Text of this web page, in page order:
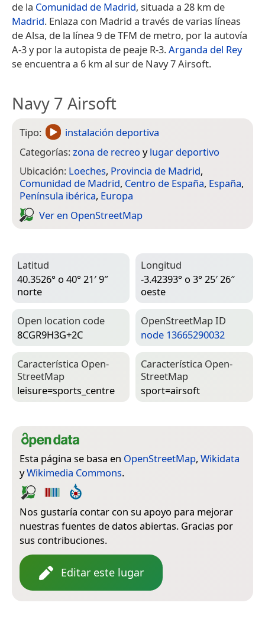
de la Comunidad de Madrid, situada a 28 km de
Madrid. Enlaza con Madrid a través de varias líneas
de Alsa, de la línea 9 de TFM de metro, por la autovía
A-3 y por la autopista de peaje R-3.Arganda del Rey
se encuentra a 6 km al sur de Navy 7 Airsoft.
Navy 7 Airsoft
Tipo:
instalación deportiva
Categorías:zona de recreo ylugar deportivo
Ubicación: Loeches, Provincia de Madrid,
Comunidad de Madrid, Centro de España, España,
Península ibérica, Europa
Ver en Open­Street­Map
Latitud
40.3526° o 40° 21′ 9″
norte
Longitud
-3.42393° o 3° 25′ 26″
oeste
Open location code
8CGR9H3G+2C
Open­Street­Map ID
node 13665290032
Característica Open­
Street­Map
leisure=­sports_centre
Característica Open­
Street­Map
sport=­airsoft
Esta página se basa en OpenStreetMap, Wikidata
yWikimedia Commons.
Nos gustaría contar con su apoyo para mejorar
nuestras fuentes de datos abiertas. Gracias por
sus contribuciones.
Editar este lugar